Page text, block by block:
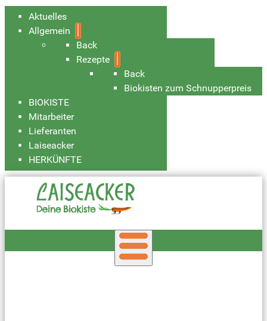
Aktuelles
Allgemein
Back
Rezepte
Back
Biokisten zum Schnupperpreis
BIOKISTE
Mitarbeiter
Lieferanten
Laiseacker
HERKÜNFTE